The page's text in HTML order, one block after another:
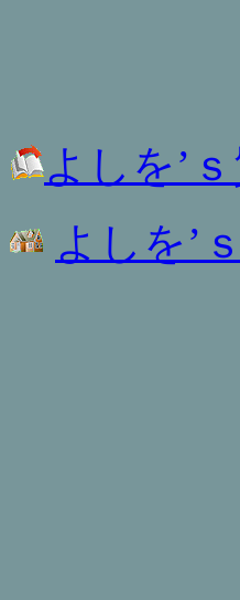
よしを’
よしを’